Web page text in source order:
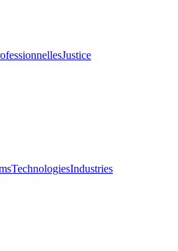
Justice
TechnologiesIndustries